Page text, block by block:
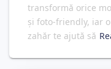
transformă orice
și foto‑friendly, iar
zahăr te ajută să